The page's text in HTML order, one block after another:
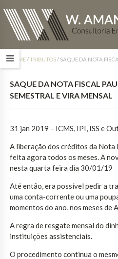
HOME/TRIBUTOS/ SAQUE DA NOTA
SAQUE DA NOTA FISCAL
SEMESTRAL E VIRA MENSAL
31 jan 2019 – ICMS, IPI, ISS e
A liberação dos créditos da Nota
feita agora todos os meses. A
nesta quarta feira dia 30/01/19
Até então, era possível pedir a
uma conta-corrente ou uma
momentos do ano, nos meses de
A regra de resgate mensal do
instituições assistenciais.
O procedimento continua o